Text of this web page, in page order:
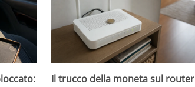
Il trucco della moneta sul router